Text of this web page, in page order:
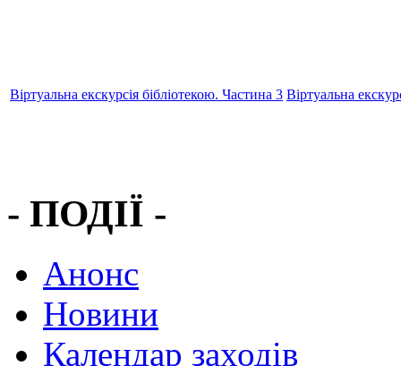
Віртуальна екскурсія бібліотекою. Частина 3 Віртуальна
- ПОДІЇ -
Анонс
Новини
Календар заходів